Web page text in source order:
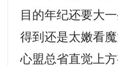
目的年纪还要大
得到还是太嫩看
心盟总省直觉上